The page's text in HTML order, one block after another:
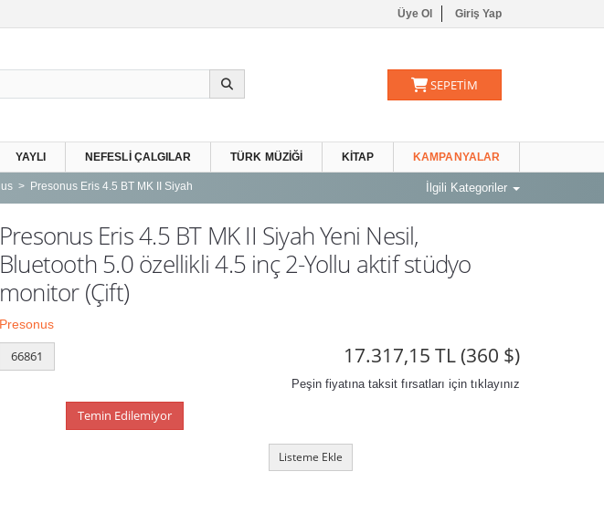
Üye Ol Giriş Yap
SEPETİM
YAYLI NEFESLI ÇALGILAR TÜRK MÜZIĞI KITAP KAMPANYALAR
Presonus Eris 4.5 BT MK II Siyah İlgili Kategoriler
Presonus Eris 4.5 BT MK II Siyah Yeni Nesil,
Bluetooth 5.0 özellikli 4.5 inç 2-Yollu aktif stüdyo
monitor (Çift)
Presonus
66861 17.317,15 TL(360 $)
Peşin fiyatına taksit fırsatları için tıklayınız
Temin Edilemiyor
Listeme Ekle